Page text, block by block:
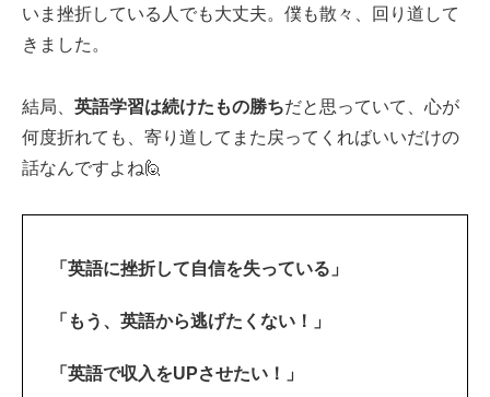
いま挫折している人でも大丈夫。僕も散々、回り道して
きました。
結局、 英語学習は続けたもの勝ちだと思っていて、心が
何度折れても、寄り道してまた戻ってくればいいだけの
話なんですよね🙋‍
「英語に挫折して自信を失っている」
「もう、英語から逃げたくない！」
「英語で収入をUPさせたい！」